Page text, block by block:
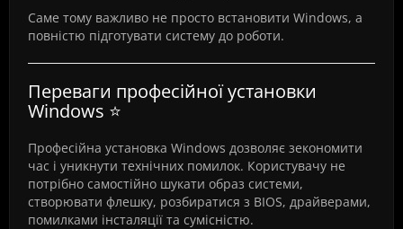
Саме тому важливо не просто встановити Windows, а
повністю підготувати систему до роботи.
Переваги професійної установки
Windows ⭐
Професійна установка Windows дозволяє зекономити
час і уникнути технічних помилок. Користувачу не
потрібно самостійно шукати образ системи,
створювати флешку, розбиратися з BIOS, драйверами,
помилками інсталяції та сумісністю.